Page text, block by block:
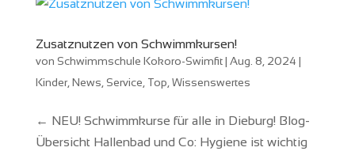
Zusatznutzen von Schwimmkursen!
von Schwimmschule Kokoro-Swimfit| Aug. 8, 2024 |
Kinder, News Service Top Wissenswertes
← NEU! Schwimmkurse für alle in Dieburg! Blog-
Übersicht Hallenbad und Co: Hygiene ist wichtig